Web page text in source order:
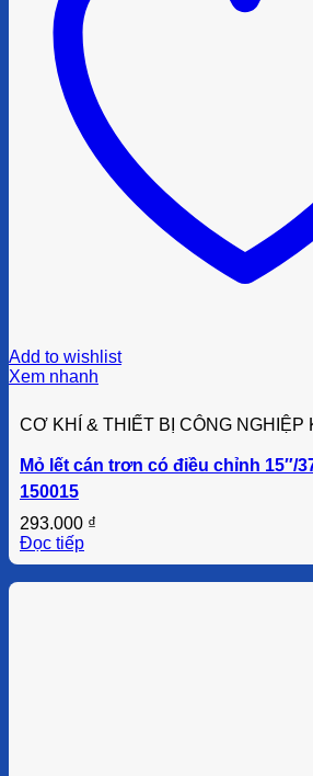
Add to wishlist
Xem nhanh
CƠ KHÍ & THIẾT BỊ CÔNG NGHIỆP
Mỏ lết cán trơn có điều chỉnh 15″/
150015
293.000 ₫
Đọc tiếp